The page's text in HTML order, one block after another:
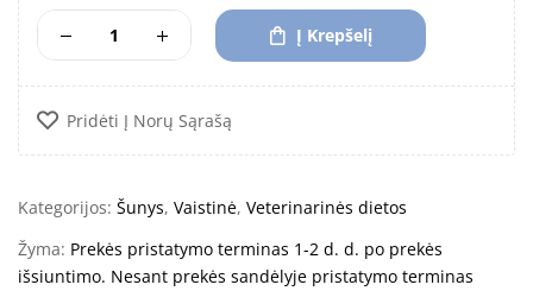
Į Krepšelį
Pridėti Į Norų Sąrašą
Kategorijos: Šunys, Vaistinė, Veterinarinės dietos
Žyma: Prekės pristatymo terminas 1-2 d. d. po prekės
išsiuntimo. Nesant prekės sandėlyje pristatymo terminas